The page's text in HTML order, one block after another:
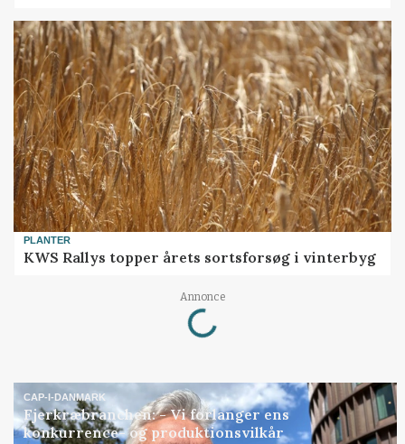
PLANTER
KWS Rallys topper årets sortsforsøg i vinterbyg
Annonce
Loading...
CAP-I-DANMARK
Fjerkræbranchen: - Vi forlanger ens
konkurrence- og produktionsvilkår